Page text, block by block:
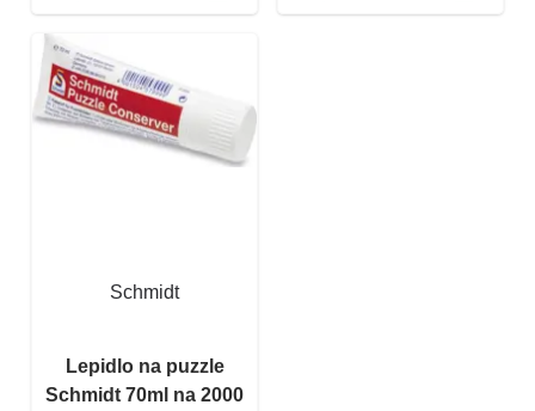
Schmidt
Lepidlo na puzzle
Schmidt 70ml na 2000